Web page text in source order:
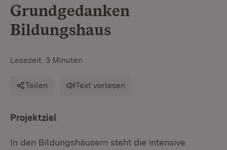
Grundgedanken
Bildungshaus
Lesezeit: 3 Minuten
Teilen Text vorlesen
Projektziel
In den Bildungshäusern steht die intensive